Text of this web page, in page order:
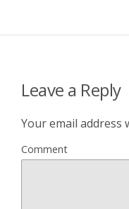
Leave a Reply
Your email address
Comment